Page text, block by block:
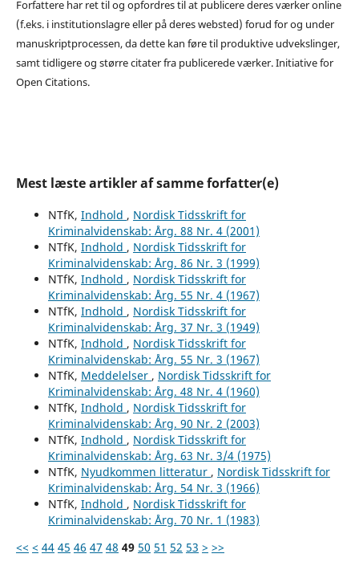
Forfattere har ret til og opfordres til at publicere deres værker online
(f.eks. i institutionslagre eller på deres websted) forud for og under
manuskriptprocessen, da dette kan føre til produktive udvekslinger,
samt tidligere og større citater fra publicerede værker. Initiative for
Open Citations.
Mest læste artikler af samme forfatter(e)
NTfK, Indhold , Nordisk Tidsskrift for
Kriminalvidenskab: Årg. 88 Nr. 4 (2001)
NTfK, Indhold , Nordisk Tidsskrift for
Kriminalvidenskab: Årg. 86 Nr. 3 (1999)
NTfK, Indhold , Nordisk Tidsskrift for
Kriminalvidenskab: Årg. 55 Nr. 4 (1967)
NTfK, Indhold , Nordisk Tidsskrift for
Kriminalvidenskab: Årg. 37 Nr. 3 (1949)
NTfK, Indhold , Nordisk Tidsskrift for
Kriminalvidenskab: Årg. 55 Nr. 3 (1967)
NTfK, Meddelelser , Nordisk Tidsskrift for
Kriminalvidenskab: Årg. 48 Nr. 4 (1960)
NTfK, Indhold , Nordisk Tidsskrift for
Kriminalvidenskab: Årg. 90 Nr. 2 (2003)
NTfK, Indhold , Nordisk Tidsskrift for
Kriminalvidenskab: Årg. 63 Nr. 3/4 (1975)
NTfK, Nyudkommen litteratur , Nordisk Tidsskrift for
Kriminalvidenskab: Årg. 54 Nr. 3 (1966)
NTfK, Indhold , Nordisk Tidsskrift for
Kriminalvidenskab: Årg. 70 Nr. 1 (1983)
<< < 44 45 46 47 48 49 50 51 52 53 > >>